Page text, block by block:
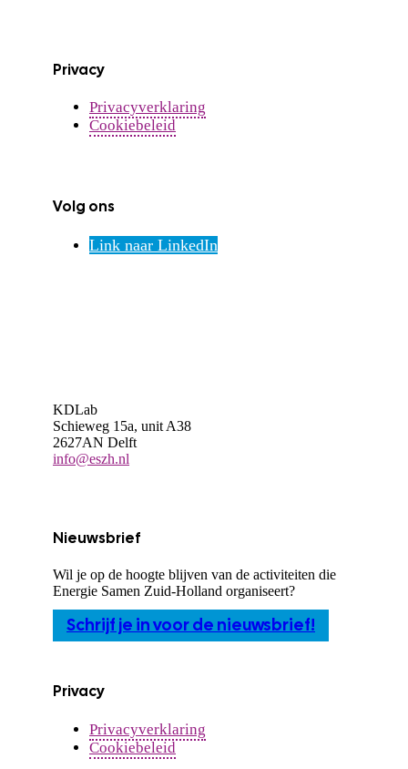
Privacy
Privacyverklaring
Cookiebeleid
Volg ons
Link naar LinkedIn
KDLab
Schieweg 15a, unit A38
2627AN Delft
info@eszh.nl
Nieuwsbrief
Wil je op de hoogte blijven van de activiteiten die
Energie Samen Zuid-Holland organiseert?
Schrijf je in voor de nieuwsbrief!
Privacy
Privacyverklaring
Cookiebeleid